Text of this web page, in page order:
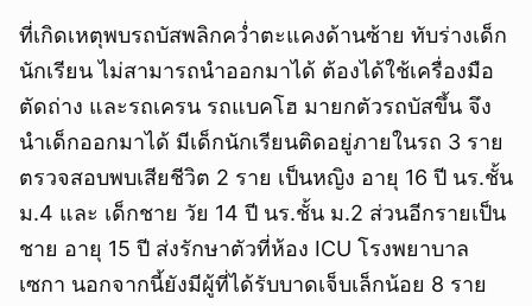
ที่เกิดเหตุพบรถบัสพลิกคว่ำตะแคงด้านซ้าย ทับร่างเด็ก
นักเรียน ไม่สามารถนำออกมาได้ ต้องได้ใช้เครื่องมือ
ตัดถ่าง และรถเครน รถแบคโฮ มายกตัวรถบัสขึ้น จึง
นำเด็กออกมาได้ มีเด็กนักเรียนติดอยู่ภายในรถ 3 ราย
ตรวจสอบพบเสียชีวิต 2 ราย เป็นหญิง อายุ 16 ปี นร.ชั้น
ม.4 และ เด็กชาย วัย 14 ปี นร.ชั้น ม.2 ส่วนอีกรายเป็น
ชาย อายุ 15 ปี ส่งรักษาตัวที่ห้อง ICU โรงพยาบาล
เซกา นอกจากนี้ยังมีผู้ที่ได้รับบาดเจ็บเล็กน้อย 8 ราย